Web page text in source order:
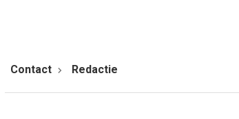
Contact Redactie